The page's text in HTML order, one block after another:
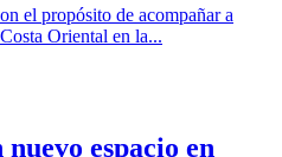
el propósito de acompañar a
Oriental en la...
espacio en